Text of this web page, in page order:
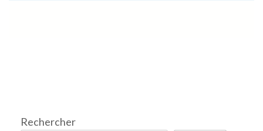
Rechercher